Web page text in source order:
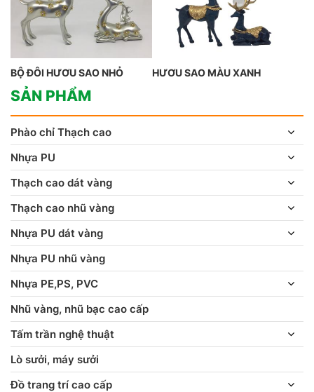
BỘ ĐÔI HƯƠU SAO NHỎ HƯƠU SAO MÀU XANH
SẢN PHẨM
Phào chỉ Thạch cao
Nhựa PU
Thạch cao dát vàng
Thạch cao nhũ vàng
Nhựa PU dát vàng
Nhựa PU nhũ vàng
Nhựa PE,PS, PVC
Nhũ vàng, nhũ bạc cao cấp
Tấm trần nghệ thuật
Lò sưởi, máy sưởi
Đồ trang trí cao cấp